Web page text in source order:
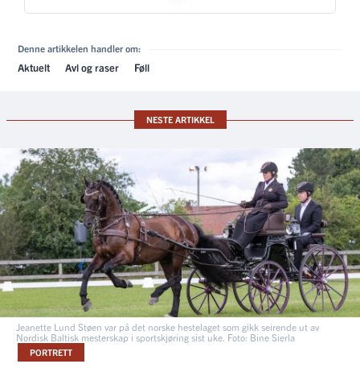
Denne artikkelen handler om:
Aktuelt Avl og raser Føll
NESTE ARTIKKEL
Jeanette Lund Støen var på det norske hestelaget som gikk seirende ut av
Nordisk Baltisk mesterskap i sportskjøring sist uke. Foto: Bine Sierla
PORTRETT